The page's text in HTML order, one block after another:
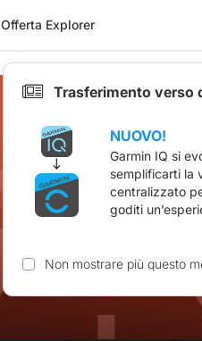
Offerta Explorer
Trasferimento verso
NUOVO!
Garmin IQ si
semplificarti la
centralizzato
goditi
Non mostrare più questo